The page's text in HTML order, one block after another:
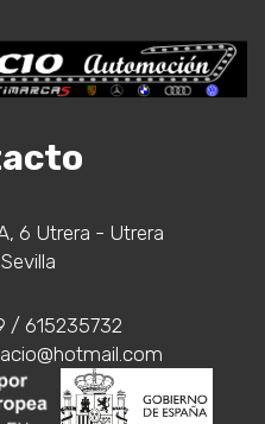
6 Utrera - Utrera
/ 615235732